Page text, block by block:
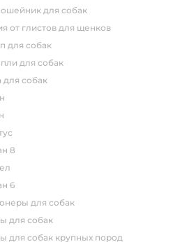
ошейник для собак
от глистов для щенков
для собак
для собак
для собак
8
6
для собак
для собак
для собак крупных пород